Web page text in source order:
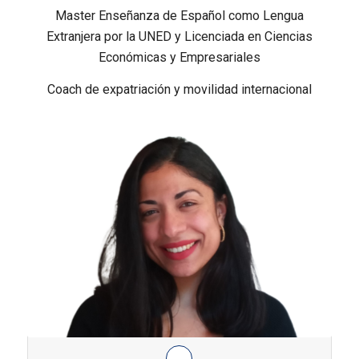
Master Enseñanza de Español como Lengua
Extranjera por la UNED y Licenciada en Ciencias
Económicas y Empresariales
Coach de expatriación y movilidad internacional